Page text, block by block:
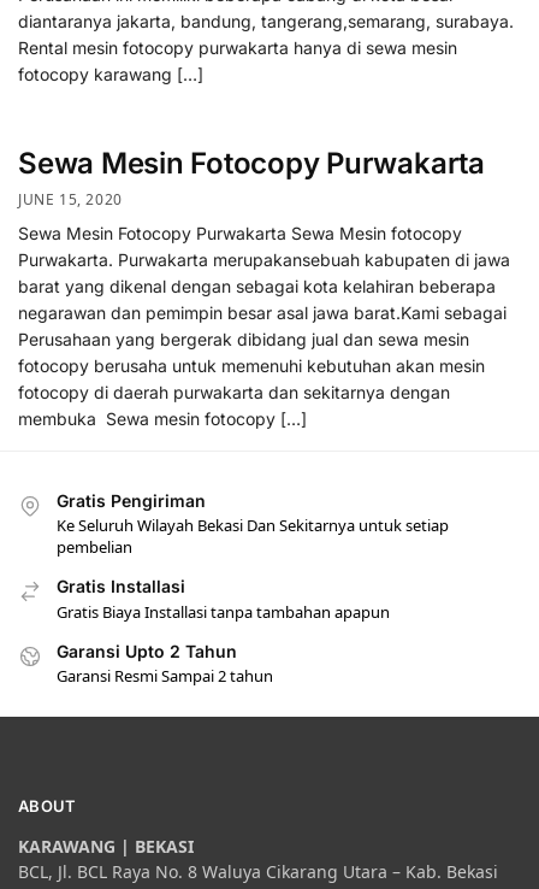
diantaranya jakarta, bandung, tangerang,semarang, surabaya.
Rental mesin fotocopy purwakarta hanya di sewa mesin
fotocopy karawang […]
Sewa Mesin Fotocopy Purwakarta
JUNE 15, 2020
Sewa Mesin Fotocopy Purwakarta Sewa Mesin fotocopy
Purwakarta. Purwakarta merupakansebuah kabupaten di jawa
barat yang dikenal dengan sebagai kota kelahiran beberapa
negarawan dan pemimpin besar asal jawa barat.Kami sebagai
Perusahaan yang bergerak dibidang jual dan sewa mesin
fotocopy berusaha untuk memenuhi kebutuhan akan mesin
fotocopy di daerah purwakarta dan sekitarnya dengan
membuka Sewa mesin fotocopy […]
Gratis Pengiriman
Ke Seluruh Wilayah Bekasi Dan Sekitarnya untuk setiap
pembelian
Gratis Installasi
Gratis Biaya Installasi tanpa tambahan apapun
Garansi Upto 2 Tahun
Garansi Resmi Sampai 2 tahun
ABOUT
KARAWANG | BEKASI
BCL, Jl. BCL Raya No. 8 Waluya Cikarang Utara – Kab. Bekasi